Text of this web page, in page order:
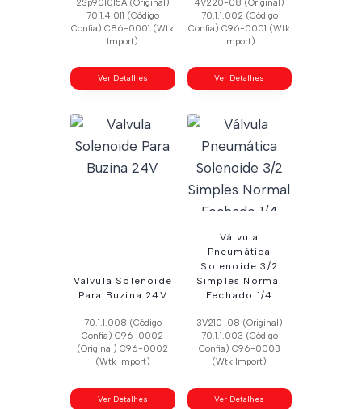
2Sp901015A (Original)
70.1.4.011 (Código
Confia) C86-0001 (Wtk
Import)
Ver Detalhes
4V220-08 (Original)
70.1.1.002 (Código
Confia) C96-0001 (Wtk
Import)
Ver Detalhes
Valvula Solenoide
Para Buzina 24V
70.1.1.008 (Código
Confia) C96-0002
(Original) C96-0002
(Wtk Import)
Ver Detalhes
Válvula
Pneumática
Solenoide 3/2
Simples Normal
Fechado 1/4
3V210-08 (Original)
70.1.1.003 (Código
Confia) C96-0003
(Wtk Import)
Ver Detalhes